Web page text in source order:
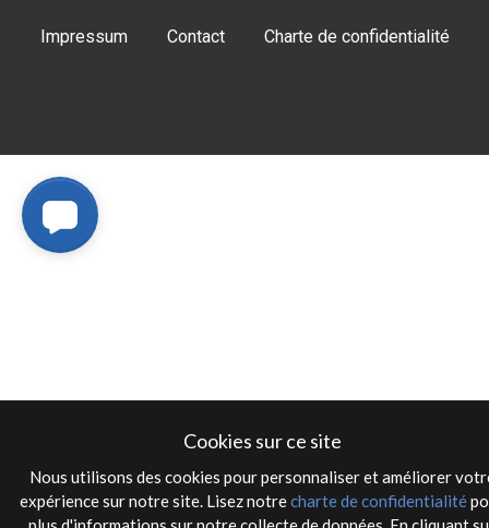
Cookies sur ce site
Nous utilisons des cookies pour personnaliser et améliorer
expérience sur notre site. Lisez notrecharte de confidentialité
Impressum Contact Charte de confidentialité